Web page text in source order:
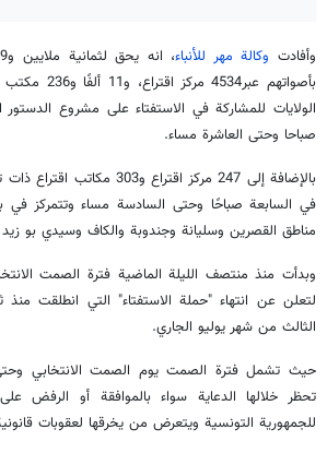
وأفادت وكالة مهر للأنباء
بأصواتهم
الولايات للمشاركة في الاستفتاء على مشروع
صباحا وحتى العاشرة مساء.
بالإضافة إلى 247 مركز اقتراع
في السابعة صباحًا وحتى السادسة مساء وتتمركز في
مناطق القصرين وسليانة وجندوبة والكاف وسيدي بو
وبدأت منذ منتصف الليلة الماضية فترة الصمت
لتعلن عن انتهاء "حملة الاستفتاء" التي انطلقت منذ
الثالث من شهر يوليو الجاري.
حيث تشمل فترة الصمت يوم الصمت الانتخابي
تحظر خلالها الدعاية سواء بالموافقة أو الرفض
للجمهورية التونسية ويتعرض من يخرقها لعقوبات